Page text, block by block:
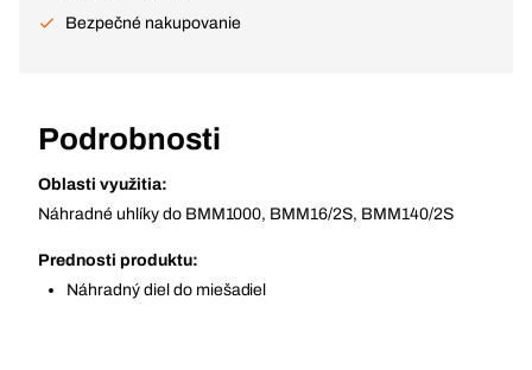
Bezpečné nakupovanie
Podrobnosti
Oblasti využitia:
Náhradné uhlíky do BMM1000, BMM16/2S, BMM140/2S
Prednosti produktu:
Náhradný diel do miešadiel